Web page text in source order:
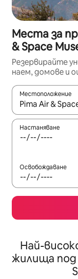
Места за
& Space
Резервирайте
наем, домове и
Местоположение
Когато
Настаняване
Освобождаване
Най-
жилища под